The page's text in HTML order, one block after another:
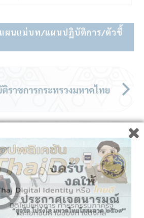
ผนแม่บท/แผนปฏิบัติการ/ตัวชี้